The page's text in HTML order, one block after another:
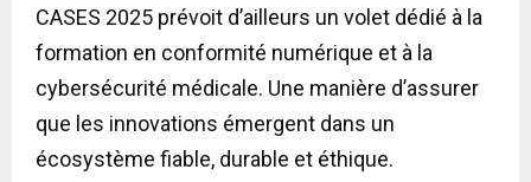
CASES 2025 prévoit d’ailleurs un volet dédié à la
formation en conformité numérique et à la
cybersécurité médicale. Une manière d’assurer
que les innovations émergent dans un
écosystème fiable, durable et éthique.